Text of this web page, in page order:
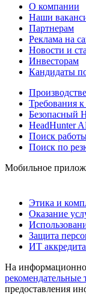
О компании
Наши
Партнерам
Реклама на
Новости и
Инвесторам
Кандидаты
Требования
Безопасный
HeadHunter
Поиск
Поиск по
Мобильное
Этика и
Оказание
Защита
ИТ
На
рекомендательные
предоставления